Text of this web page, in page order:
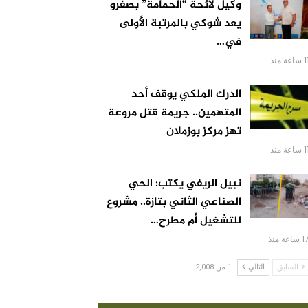
وكيل لائحة “الحمامة” بصفرو
يعد شوكي بالمرتبة الأولى
في…
11 ساعة منذ
الدرك الملكي يوقف أحد
المتهمين.. جريمة قتل مروعة
تهز مركز بوزملان
11 ساعة منذ
نبيل الريفي يكتب: الحي
الصناعي الثاني بتازة.. مشروع
للتشغيل أم مطرح…
17 ساعة منذ
السابق التالي 1 من 2,008